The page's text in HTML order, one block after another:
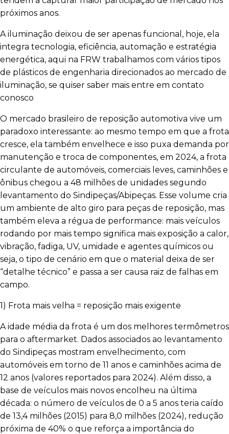
próximos anos.
A iluminação deixou de ser apenas funcional, hoje, ela
integra tecnologia, eficiência, automação e estratégia
energética, aqui na FRW trabalhamos com vários tipos
de plásticos de engenharia direcionados ao mercado de
iluminação, se quiser saber mais entre em contato
conosco
O mercado brasileiro de reposição automotiva vive um
paradoxo interessante: ao mesmo tempo em que a frota
cresce, ela também envelhece e isso puxa demanda por
manutenção e troca de componentes, em 2024, a frota
circulante de automóveis, comerciais leves, caminhões e
ônibus chegou a 48 milhões de unidades segundo
levantamento do Sindipeças/Abipeças. Esse volume cria
um ambiente de alto giro para peças de reposição, mas
também eleva a régua de performance: mais veículos
rodando por mais tempo significa mais exposição a calor,
vibração, fadiga, UV, umidade e agentes químicos ou
seja, o tipo de cenário em que o material deixa de ser
“detalhe técnico” e passa a ser causa raiz de falhas em
campo.
1) Frota mais velha = reposição mais exigente
A idade média da frota é um dos melhores termômetros
para o aftermarket. Dados associados ao levantamento
do Sindipeças mostram envelhecimento, com
automóveis em torno de 11 anos e caminhões acima de
12 anos (valores reportados para 2024). Além disso, a
base de veículos mais novos encolheu na última
década: o número de veículos de 0 a 5 anos teria caído
de 13,4 milhões (2015) para 8,0 milhões (2024), redução
próxima de 40% o que reforça a importância do